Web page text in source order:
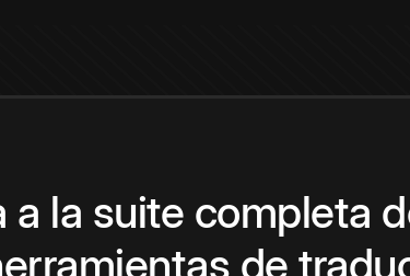
a la suite completa
de